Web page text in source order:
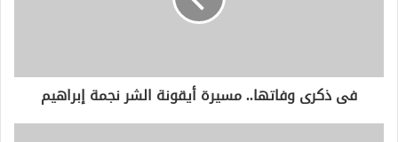
ر
ي
فى ذكرى وفاتها.. مسيرة أيقونة الشر نجمة إبراهيم